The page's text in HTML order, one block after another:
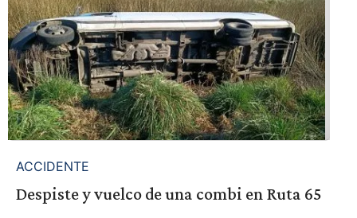
ACCIDENTE
Despiste y vuelco de una combi en Ruta 65